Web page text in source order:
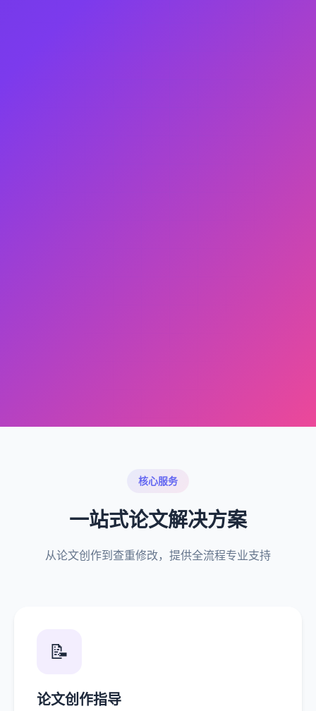
核心服务
一站式论文解决方案
从论文创作到查重修改，提供全流程专业支持
📝
论文创作指导